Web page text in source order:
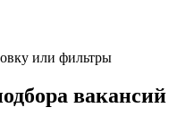
или фильтры
вакансий